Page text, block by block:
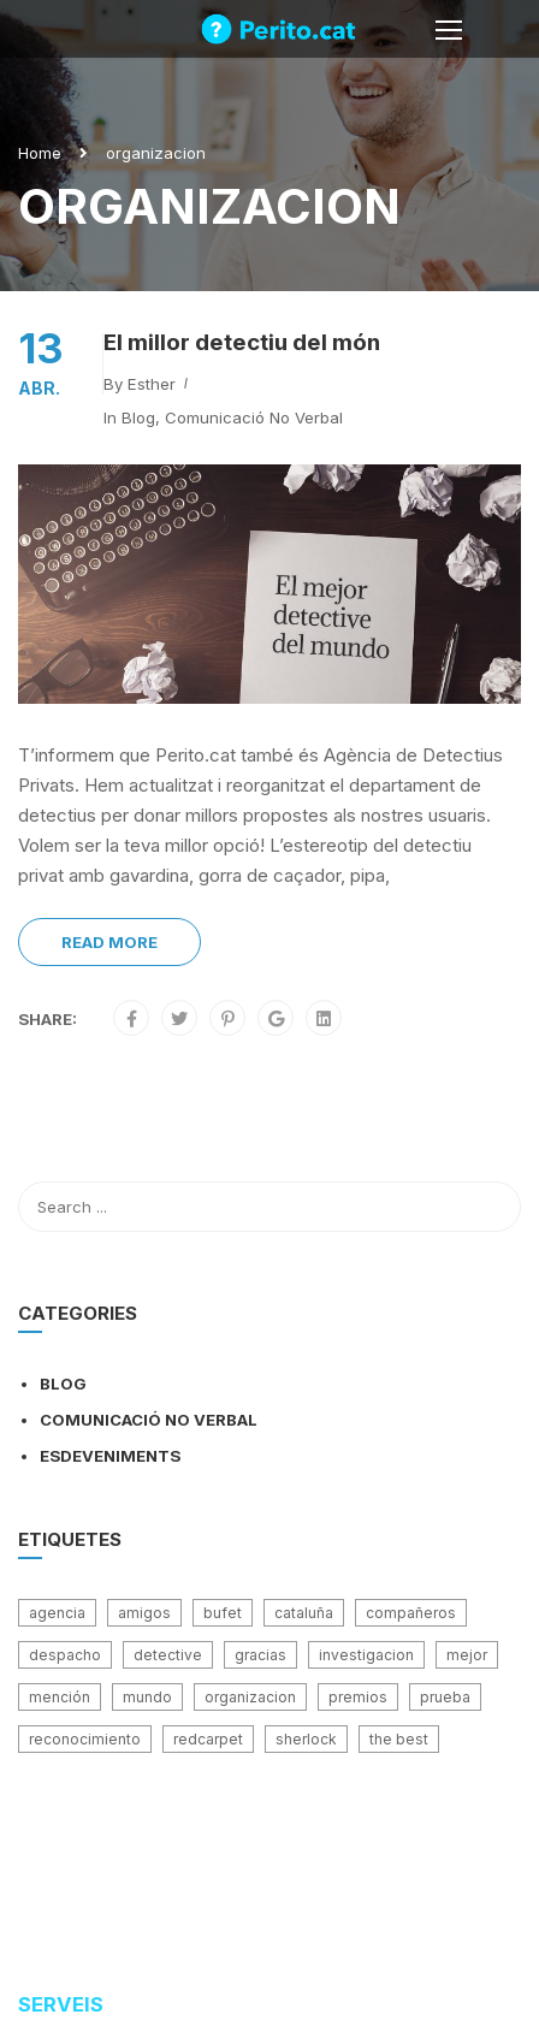
Home organizacion
ORGANIZACION
13
ABR.
El millor detectiu del món
By Esther
In Blog, Comunicació No Verbal
T’informem que Perito.cat també és Agència de Detectius
Privats. Hem actualitzat i reorganitzat el departament de
detectius per donar millors propostes als nostres usuaris.
Volem ser la teva millor opció! L’estereotip del detectiu
privat amb gavardina, gorra de caçador, pipa,
READ MORE
SHARE:
CATEGORIES
BLOG
COMUNICACIÓ NO VERBAL
ESDEVENIMENTS
ETIQUETES
agencia amigos bufet cataluña compañeros
despacho detective gracias investigacion mejor
mención mundo organizacion premios prueba
reconocimiento redcarpet sherlock the best
SERVEIS